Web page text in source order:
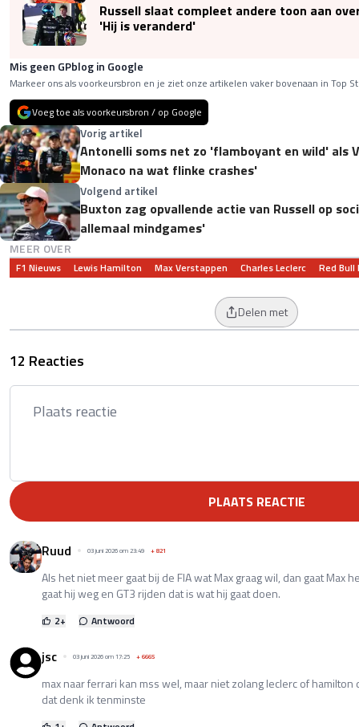
Russell slaat compleet andere toon aan
'Hij is veranderd'
Mis geen GPblog in Google
Markeer ons als voorkeursbron en je ziet onze artikelen vaker bovenaan in Top
Voeg toe als voorkeursbron / op Google
Vorig artikel
Antonelli soms net zo 'flamboyant en wild' als
Monaco na wat flinke crashes'
Volgend artikel
Buxton zag opvallende actie van Russell op
allemaal mindgames'
MEER OVER
F1 Nieuws Lewis Hamilton Max Verstappen Charles Leclerc Red Bull
Delen met
12 Reacties
PLAATS REACTIE
Ruud 03 juni 2026 om 23:49 +821
Als het niet meer gaat bij de FIA wat Max graag wil, dan gaat Max
gaat hij weg en GT3 rijden dat is wat hij gaat doen.
2+ Antwoord
jsc 03 juni 2026 om 17:25 +6665
max naar ferrari kan mss wel, maar niet zolang leclerc of hamilton
dat denk ik tenminste